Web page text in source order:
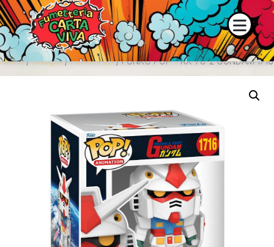
e la disponibilità dei prodotti contattaci su WhatsApp o
Home/Gadget/Funko Pop/ FUNKO POP – RX-78-2 GUNDAM 1716